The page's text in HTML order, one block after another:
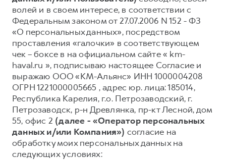
DARGO
от 3 199 000 ₽
DARGO X
от 3 499 000 ₽
F7
от 2 899 000 ₽
F7X
от 3 599 000 ₽
Тест-драйв
Трейд-ин
КРЕДИТ И СТРАХОВАНИЕ
Кредитный калькулятор
Страхование
Кредит
КОРПОРАТИВНЫМ КЛИЕНТАМ
СЕРВИСНОЕ ОБСЛУЖИВАНИЕ
Нулевое ТО
Программа «Помощь на дороге»
Регламенты технического обслуживания
Электронный ПТС
ПОДДЕРЖКА
GWM Безопасность
Гарантия HAVAL
О дилере
Наша команда
Контакты
волей и в своем интересе, в соответствии с
Федеральным законом от 27.07.2006 N 152 - ФЗ
«О персональных данных», посредством
проставления «галочки» в соответствующем
чек – боксе в на официальном сайте « km-
haval.ru », подписываю настоящее Согласие и
выражаю ООО «КМ-Альянс» ИНН 1000004208
ОГРН 1221000005665 , адрес юр. лица: 185014,
Республика Карелия, г.о. Петрозаводский, г.
Петрозаводск, р-н Древлянка, пр-кт Лесной, дом
55, офис 2 (далее - «Оператор персональных
данных и/или Компания») согласие на
обработку моих персональных данных на
следующих условиях: